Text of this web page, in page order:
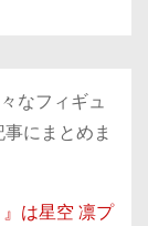
なフィギュ
にまとめま
』は星空 凛プ